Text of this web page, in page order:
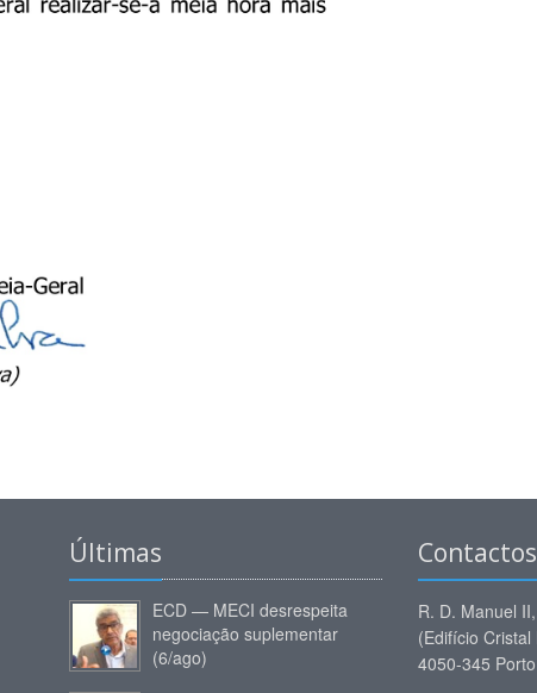
Últimas
ECD — MECI desrespeita
negociação suplementar
(6/ago)
Contactos
R. D. Manuel
(Edifício Cristal
4050-345 Porto